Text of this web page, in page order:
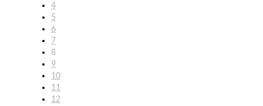
4
5
6
7
8
9
10
11
12